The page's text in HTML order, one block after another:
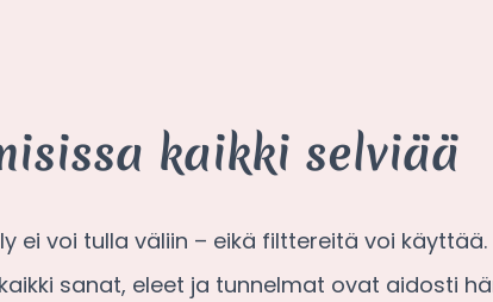
kaikki selviää
ei voi tulla väliin – eikä filttereitä voi
sanat, eleet ja tunnelmat ovat aidosti